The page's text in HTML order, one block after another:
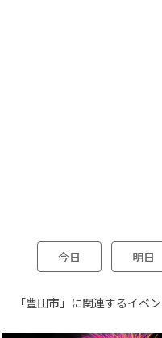
今日 明日
「豊田市」に関連するイベ